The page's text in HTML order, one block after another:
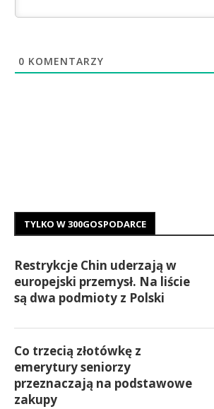
0 KOMENTARZY
TYLKO W 300GOSPODARCE
Restrykcje Chin uderzają w
europejski przemysł. Na liście
są dwa podmioty z Polski
Co trzecią złotówkę z
emerytury seniorzy
przeznaczają na podstawowe
zakupy